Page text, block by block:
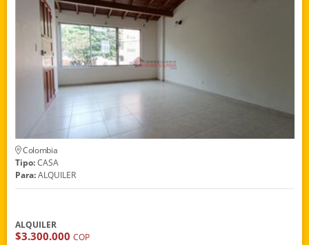
Colombia
Tipo:CASA
Para:ALQUILER
ALQUILER
$3.300.000 COP